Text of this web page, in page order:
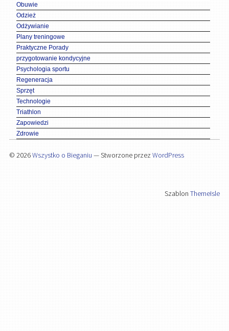
Obuwie
Odzież
Odżywianie
Plany treningowe
Praktyczne Porady
przygotowanie kondycyjne
Psychologia sportu
Regeneracja
Sprzęt
Technologie
Triathlon
Zapowiedzi
Zdrowie
© 2026Wszystko o Bieganiu — Stworzone przezWordPress
SzablonThemeIsle